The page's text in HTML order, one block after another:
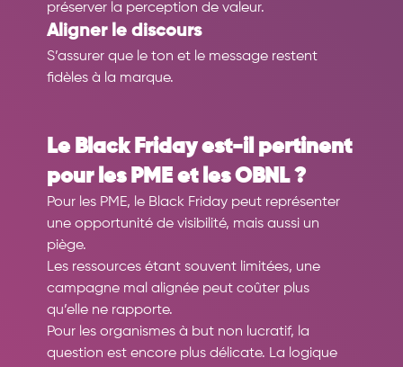
préserver la perception de valeur.
Aligner le discours
S’assurer que le ton et le message restent
fidèles à la marque.
Le Black Friday est-il pertinent
pour les PME et les OBNL ?
Pour les PME, le Black Friday peut représenter
une opportunité de visibilité, mais aussi un
piège.
Les ressources étant souvent limitées, une
campagne mal alignée peut coûter plus
qu’elle ne rapporte.
Pour les organismes à but non lucratif, la
question est encore plus délicate. La logique